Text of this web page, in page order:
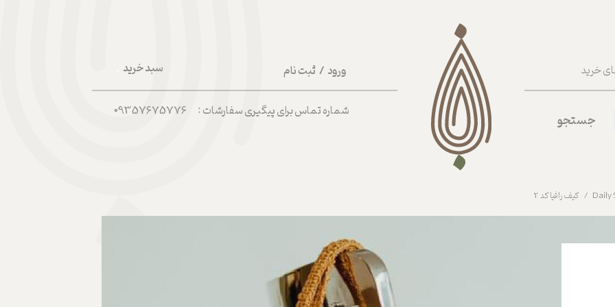
سبد خرید ورود / ثبت نام
حساب کاربری من
تغییر گذر واژه
خرید
شماره تماس برای پیگیری سفارشات : 09357675776
جستجو
کیف رافیا کد 2